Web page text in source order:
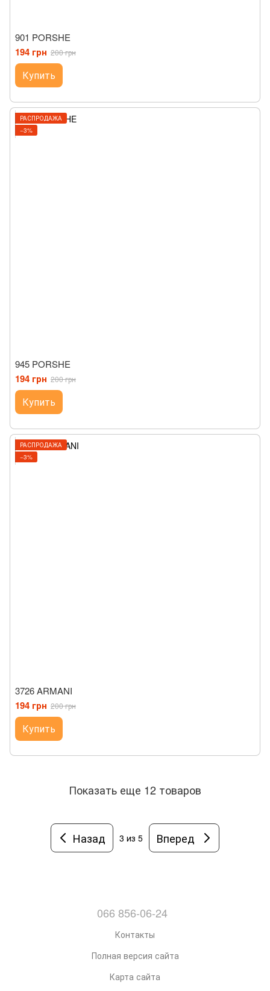
901 PORSHE
194 грн 200 грн
Купить
РАСПРОДАЖА
−3%
945 PORSHE
194 грн 200 грн
Купить
РАСПРОДАЖА
−3%
3726 ARMANI
194 грн 200 грн
Купить
Показать еще 12 товаров
Назад 3 из 5 Вперед
066 856-06-24
Контакты
Полная версия сайта
Карта сайта